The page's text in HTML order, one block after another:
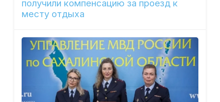
получили компенсацию за проезд к
месту отдыха